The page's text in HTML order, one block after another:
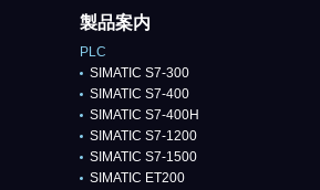
製品案内
PLC
SIMATIC S7-300
SIMATIC S7-400
SIMATIC S7-400H
SIMATIC S7-1200
SIMATIC S7-1500
SIMATIC ET200